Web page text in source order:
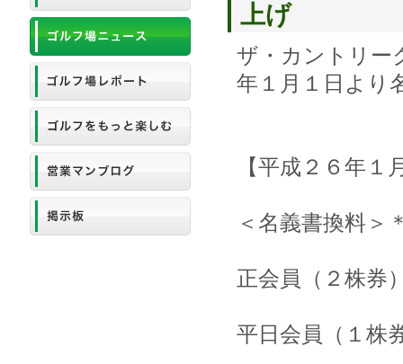
上げ
ザ・カントリ
年１月１日より
【平成２６年１
＜名義書換料＞
正会員（２株
平日会員（１